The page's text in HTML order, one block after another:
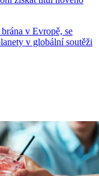
v Evropě, se
v globální soutěži